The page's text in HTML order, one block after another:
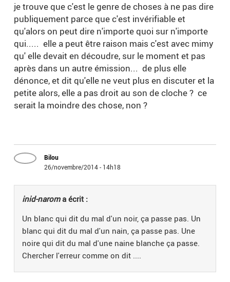
je trouve que c'est le genre de choses à ne pas dire
publiquement parce que c'est invérifiable et
qu'alors on peut dire n'importe quoi sur n'importe
qui..... elle a peut être raison mais c'est avec mimy
qu' elle devait en découdre, sur le moment et pas
après dans un autre émission... de plus elle
dénonce, et dit qu'elle ne veut plus en discuter et la
petite alors, elle a pas droit au son de cloche ? ce
serait la moindre des chose, non ?
Bilou
26/novembre/2014 - 14h18
inid-naroma écrit :
Un blanc qui dit du mal d'un noir, ça passe pas. Un
blanc qui dit du mal d'un nain, ça passe pas. Une
noire qui dit du mal d'une naine blanche ça passe.
Chercher l'erreur comme on dit ....